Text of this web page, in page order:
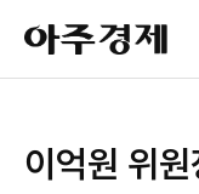
아
주
경
이억원 위